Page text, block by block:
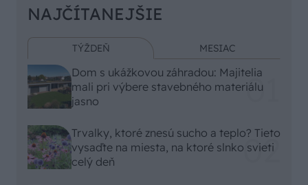
NAJČÍTANEJŠIE
TÝŽDEŇ MESIAC
Dom s ukážkovou záhradou: Majitelia
mali pri výbere stavebného materiálu
jasno
Trvalky, ktoré znesú sucho a teplo? Tieto
vysaďte na miesta, na ktoré slnko svieti
celý deň